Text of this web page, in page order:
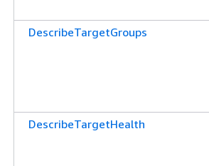
DescribeTargetGroups
DescribeTargetHealth